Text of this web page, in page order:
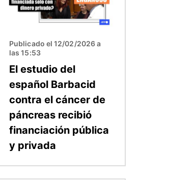
Publicado el 12/02/2026 a
las 15:53
El estudio del
español Barbacid
contra el cáncer de
páncreas recibió
financiación pública
y privada